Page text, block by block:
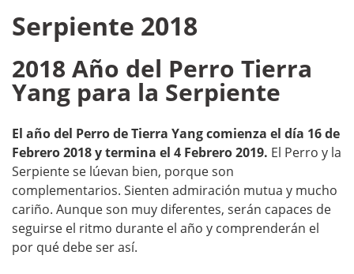
Serpiente 2018
2018 Año del Perro Tierra
Yang para la Serpiente
El año del Perro de Tierra Yang comienza el día 16 de
Febrero 2018 y termina el 4 Febrero 2019. El Perro y la
Serpiente se lúevan bien, porque son
complementarios. Sienten admiración mutua y mucho
cariño. Aunque son muy diferentes, serán capaces de
seguirse el ritmo durante el año y comprenderán el
por qué debe ser así.